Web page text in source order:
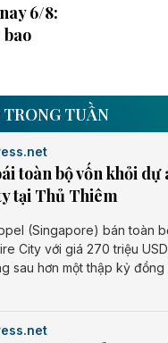
6/8:
bao
TUẦN
toàn bộ vốn khỏi dự
tại Thủ Thiêm
(Singapore) bán toàn
City với giá 270 triệu
sau hơn một thập kỷ đồng